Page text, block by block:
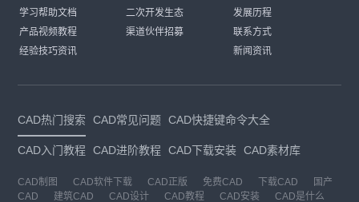
学习帮助文档
产品视频教程
经验技巧资讯
二次开发生态
渠道伙伴招募
发展历程
联系方式
新闻资讯
CAD热门搜索 CAD常见问题 CAD快捷键命令大全
CAD入门教程 CAD进阶教程 CAD下载安装 CAD素材库
CAD制图 CAD软件下载 CAD正版 免费CAD 下载CAD
国产
CAD
建筑CAD CAD设计 CAD教程 CAD安装 CAD是什么